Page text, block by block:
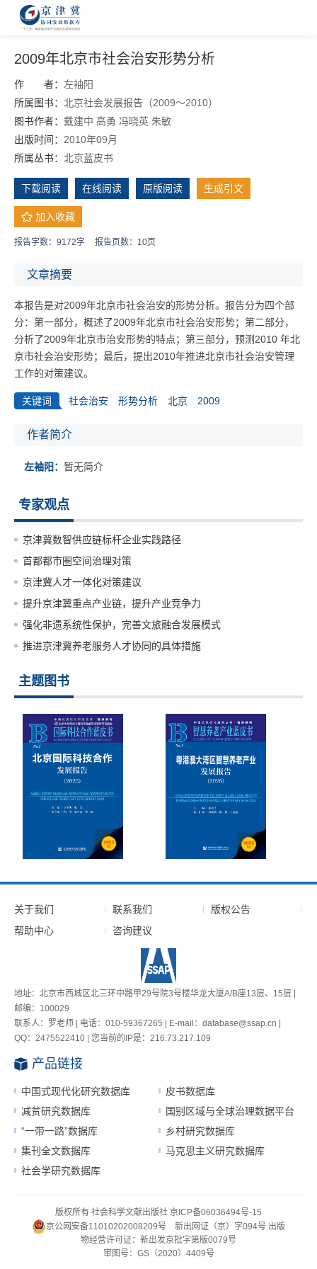
2009年北京市社会治安形势分析
作 者： 左袖阳
所属图书： 北京社会发展报告（2009～2010）
图书作者： 戴建中 高勇 冯晓英 朱敏
出版时间： 2010年09月
所属丛书： 北京蓝皮书
下载阅读 在线阅读 原版阅读 生成引文
加入收藏
报告字数：9172字 报告页数：10页
文章摘要
本报告是对2009年北京市社会治安的形势分析。报告分为四个部
分：第一部分，概述了2009年北京市社会治安形势；第二部分，
分析了2009年北京市治安形势的特点；第三部分，预测2010 年北
京市社会治安形势；最后，提出2010年推进北京市社会治安管理
工作的对策建议。
关键词 社会治安 形势分析 北京 2009
作者简介
左袖阳： 暂无简介
专家观点
京津冀数智供应链标杆企业实践路径
首都都市圈空间治理对策
京津冀人才一体化对策建议
提升京津冀重点产业链，提升产业竞争力
强化非遗系统性保护，完善文旅融合发展模式
推进京津冀养老服务人才协同的具体措施
主题图书
关于我们 联系我们
版权公告
帮助中心
咨询建议
地址：北京市西城区北三环中路甲29号院3号楼华龙大厦A/B座13层、15层 |
邮编：100029
联系人：罗老师 | 电话：010-59367265 | E-mail：database@ssap.cn |
QQ：2475522410 | 您当前的IP是： 216.73.217.109
产品链接
中国式现代化研究数据库
皮书数据库
减贫研究数据库
国别区域与全球治理数据平台
“一带一路”数据库
乡村研究数据库
集刊全文数据库
马克思主义研究数据库
社会学研究数据库
版权所有 社会科学文献出版社 京ICP备06036494号-15
京公网安备11010202008209号 新出网证（京）字094号 出版
物经营许可证：新出发京批字第版0079号
审图号：GS（2020）4409号